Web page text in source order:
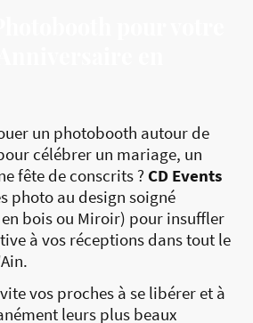
un photobooth autour de
célébrer un mariage, un
fête de conscrits ? CD Events
photo au design soigné
bois ou Miroir) pour insuffler
à vos réceptions dans tout le
vos proches à se libérer et à
leurs plus beaux